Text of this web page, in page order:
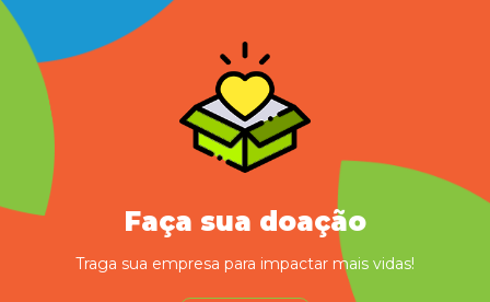
Faça sua doação
Traga sua empresa para impactar mais vidas!